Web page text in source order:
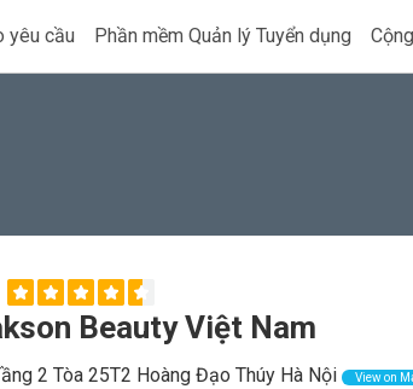
yêu cầu Phần mềm Quản lý Tuyển dụng
Beauty Việt Nam
2 Tòa 25T2 Hoàng Đạo Thúy Hà Nội View on